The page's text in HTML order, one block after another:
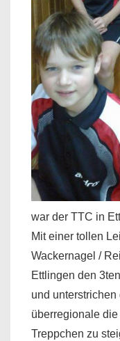
war der TTC in
Mit einer tollen
Wackernagel /
Ettlingen den
und
überregionale die
Treppchen zu